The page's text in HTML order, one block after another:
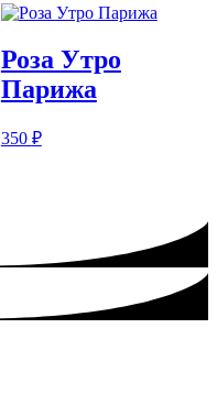
Розa Утро
Парижа
350 ₽